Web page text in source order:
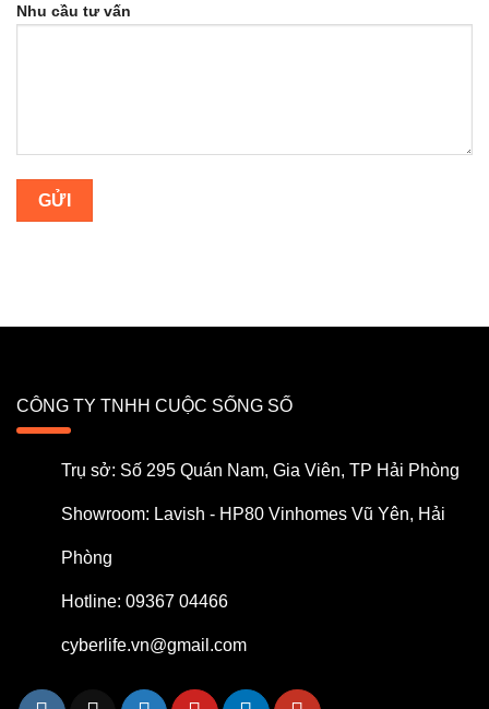
Nhu cầu tư vấn
CÔNG TY TNHH CUỘC SỐNG SỐ
Trụ sở: Số 295 Quán Nam, Gia Viên, TP Hải Phòng
Showroom: Lavish - HP80 Vinhomes Vũ Yên, Hải
Phòng
Hotline: 09367 04466
cyberlife.vn@gmail.com